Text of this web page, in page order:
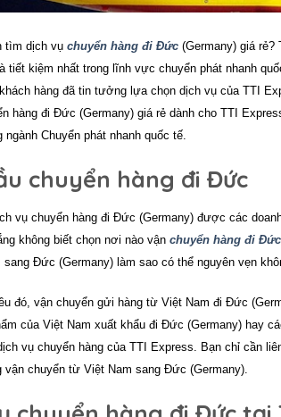
tìm dịch vụ chuyển hàng đi Đức (Germany) giá
tiết kiệm nhất trong lĩnh vực chuyển phát nhanh
hàng đã tin tưởng lựa chọn dịch vụ của TTI
hàng đi Đức (Germany) giá rẻ dành cho TTI
ngành Chuyển phát nhanh quốc tế.
chuyển hàng đi Đức
vụ chuyển hàng đi Đức (Germany) được các
không biết chọn nơi nào vận chuyển hàng đi Đức
sang Đức (Germany) làm sao có thể nguyên vẹn
đó, vận chuyển gửi hàng từ Việt Nam đi Đức
của Việt Nam xuất khẩu đi Đức (Germany) hay
vụ chuyển hàng của TTI Express. Bạn chỉ cần
vận chuyển từ Việt Nam sang Đức (Germany).